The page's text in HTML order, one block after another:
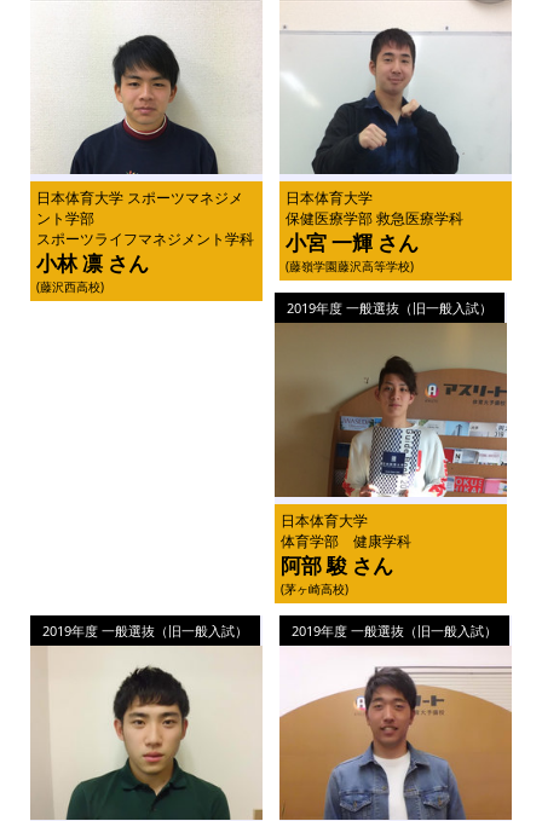
日本体育大学 スポーツマネジメ
ント学部
スポーツライフマネジメント学科
小林 凛 さん
(藤沢西高校)
日本体育大学
保健医療学部 救急医療学科
小宮 一輝 さん
(藤嶺学園藤沢高等学校)
2019年度 一般選抜（旧一般入試）
日本体育大学
体育学部 健康学科
阿部 駿 さん
(茅ヶ崎高校)
2019年度 一般選抜（旧一般入試）
2019年度 一般選抜（旧一般入試）